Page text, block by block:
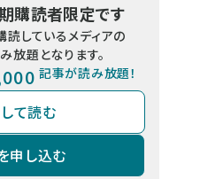
購読者限定です
読しているメディアの
放題となります。
記事が読み放題！
て読む
申し込む